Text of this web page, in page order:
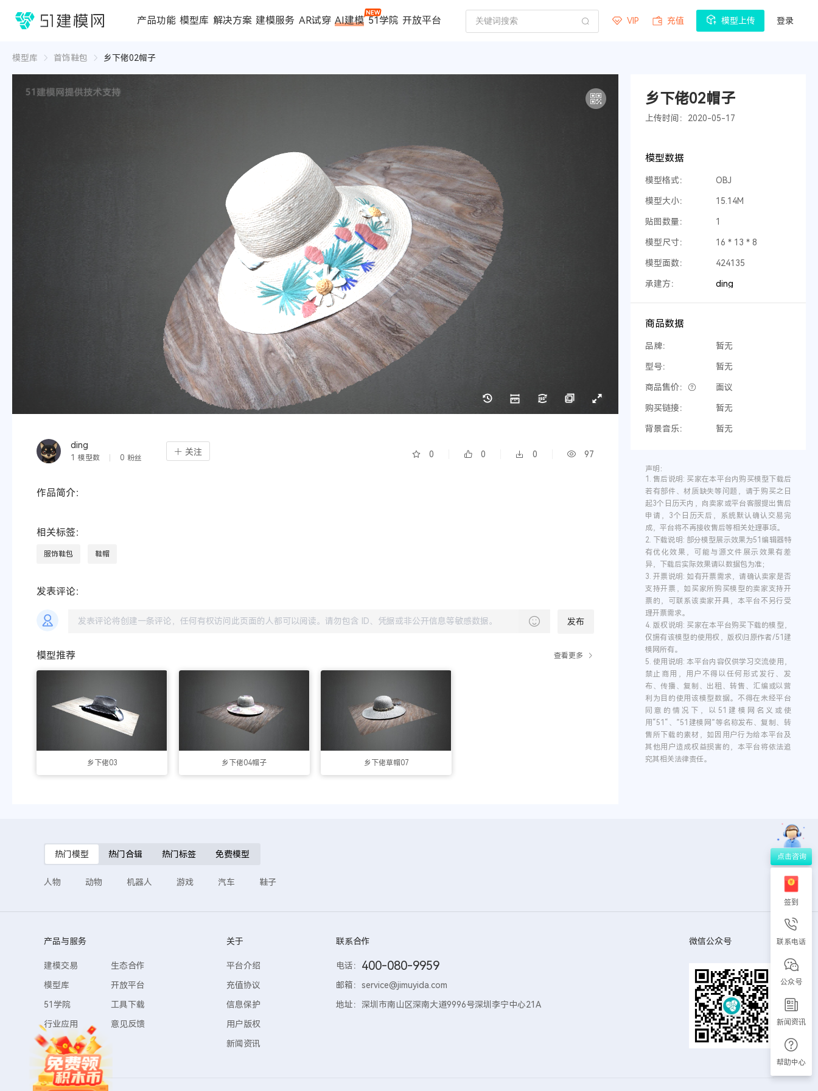
1688
产品功能
3D编辑器
在线3D工具
模型库 解决方案 建模服务 AR试穿 AI建模 51学院 开放平台 VIP 充值 模型上传 登录
模型库 首饰鞋包 乡下佬02帽子
ding
1 模型数 0 粉丝
关注 0 0 0 97
作品简介：
相关标签：
服饰鞋包 鞋帽
发表评论：
发布
模型推荐 查看更多
乡下佬03 乡下佬04帽子 乡下佬草帽07
乡下佬02帽子
上传时间：2020-05-17
模型数据
模型格式： OBJ
模型大小： 15.14M
贴图数量： 1
模型尺寸： 16 * 13 * 8
模型面数： 424135
承建方： ding
商品数据
品牌： 暂无
型号： 暂无
商品售价： 面议
购买链接： 暂无
背景音乐： 暂无
声明：
1.售后说明: 买家在本平台内购买模型下载后
若有部件、材质缺失等问题，请于购买之日
起3个日历天内，向卖家或平台客服提出售后
申请，3个日历天后，系统默认确认交易完
成，平台将不再接收售后等相关处理事项。
2.
下载说明: 部分模型展示效果为51编辑器特
有优化效果，可能与源文件展示效果有差
异，下载后实际效果请以数据包为准；
3.开票说明: 如有开票需求，请确认卖家是否
支持开票，如买家所购买模型的卖家支持开
票的，可联系该卖家开具，本平台不另行受
理开票需求。
4.版权说明: 买家在本平台购买下载的模型，
仅拥有该模型的使用权，版权归原作者/51建
模网所有。
5.使用说明: 本平台内容仅供学习交流使用，
禁止商用，用户不得以任何形式发行、发
布、传播、复制、出租、转售、汇编或以营
利为目的使用该模型数据。不得在未经平台
同意的情况下，以51建模网名义或使
用“51“、”51建模网”等名称发布、复制、转
售所下载的素材，如因用户行为给本平台及
其他用户造成权益损害的，本平台将依法追
究其相关法律责任。
热门模型 热门合辑 热门标签 免费模型
人物 动物 机器人 游戏 汽车 鞋子
产品与服务
建模交易
生态合作
模型库
开放平台
51学院
工具下载
行业应用
意见反馈
关于
平台介绍
充值协议
信息保护
用户版权
新闻资讯
联系合作
电话： 400-080-9959
邮箱： service@jimuyida.com
地址： 深圳市南山区深南大道9996号深圳李宁中心21A
微信公众号
签到
联系电话
公众号
新闻资讯
帮助中心